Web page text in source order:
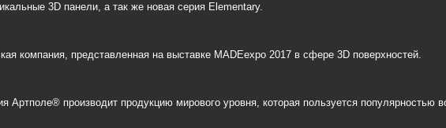
3D панели, а так же новая серия Elementary.
компания, представленная на выставке MADEexpo 2017 в сфере 3D поверхностей.
Артполе® производит продукцию мирового уровня, которая пользуется популярностью